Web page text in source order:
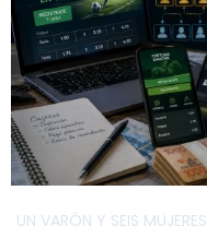
UN VARÓN Y SEIS MUJERES